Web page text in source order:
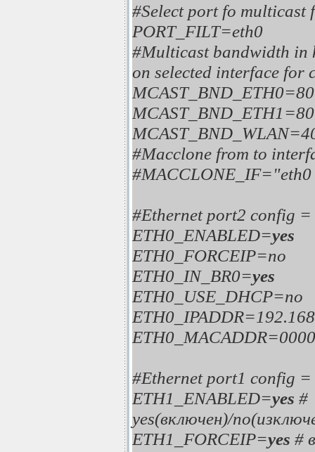
#Select port fo multicast
PORT_FILT=eth0
#Multicast bandwidth in
on selected interface for
#Macclone from to
#Ethernet port2 config =
ETH0_ENABLED=yes
ETH0_FORCEIP=no
ETH0_IN_BR0=yes
ETH0_USE_DHCP=no
#Ethernet port1 config =
ETH1_ENABLED=yes #
yes(включен)/
ETH1_FORCEIP=yes #